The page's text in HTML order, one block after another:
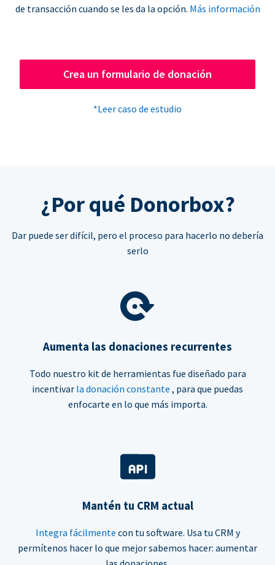
de transacción cuando se les da la opción. Más información
Crea un formulario de donación
*Leer caso de estudio
¿Por qué Donorbox?
Dar puede ser difícil, pero el proceso para hacerlo no debería
serlo
Aumenta las donaciones recurrentes
Todo nuestro kit de herramientas fue diseñado para
incentivar la donación constante , para que puedas
enfocarte en lo que más importa.
Mantén tu CRM actual
Integra fácilmente con tu software. Usa tu CRM y
permítenos hacer lo que mejor sabemos hacer: aumentar